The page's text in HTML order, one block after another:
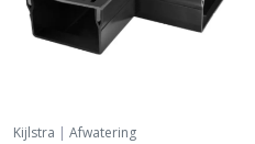
Kijlstra | Afwatering